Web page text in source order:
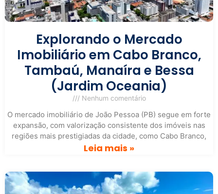
Explorando o Mercado
Imobiliário em Cabo Branco,
Tambaú, Manaíra e Bessa
(Jardim Oceania)
Nenhum comentário
O mercado imobiliário de João Pessoa (PB) segue em forte
expansão, com valorização consistente dos imóveis nas
regiões mais prestigiadas da cidade, como Cabo Branco,
Leia mais »